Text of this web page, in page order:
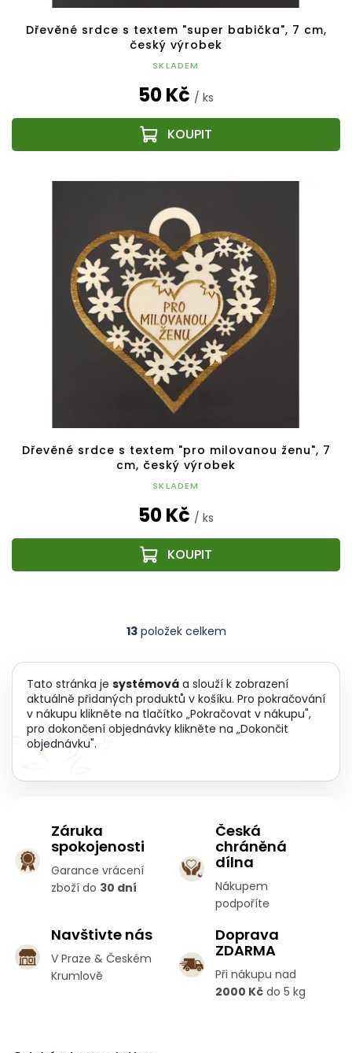
Dřevěné srdce s textem "super babička", 7 cm,
český výrobek
SKLADEM
50 Kč / ks
Dřevěné srdce s textem "pro milovanou ženu", 7
cm, český výrobek
SKLADEM
50 Kč / ks
O
l
á
d
a
c
v
p
13položek celkem
Tato stránka je systémová a slouží k zobrazení
aktuálně přidaných produktů v košíku. Pro pokračování
v nákupu klikněte na tlačítko „Pokračovat v nákupu",
pro dokončení objednávky klikněte na „Dokončit
objednávku".
Záruka
spokojenosti
Garance vrácení
zboží do 30 dní
Česká
chráněná
dílna
Nákupem
podpoříte
Navštivte nás
V Praze & Českém
Krumlově
Doprava
ZDARMA
Při nákupu nad
2000 Kč do 5 kg